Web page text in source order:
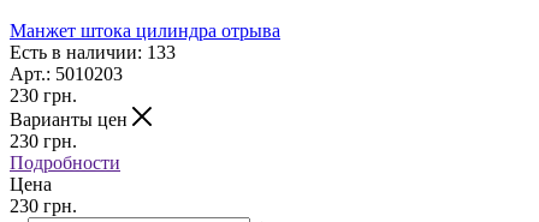
Манжет штока цилиндра отрыва
Есть в наличии: 133
Арт.: 5010203
230 грн.
Варианты цен
230 грн.
Подробности
Цена
230 грн.